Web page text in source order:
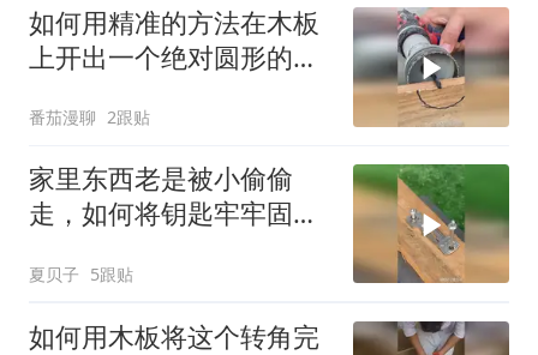
如何用精准的方法在木板
上开出一个绝对圆形的木
番茄漫聊 2跟贴
家里东西老是被小偷偷
走，如何将钥匙牢牢固定
夏贝子 5跟贴
如何用木板将这个转角完